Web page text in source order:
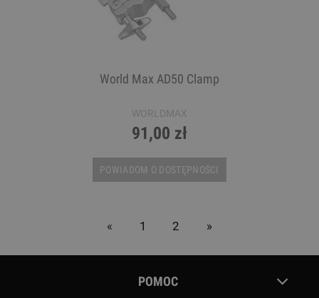
World Max AD50 Clamp
WORLDMAX
91,00 zł
POWIADOM O DOSTĘPNOŚCI
« 1 2 »
POMOC